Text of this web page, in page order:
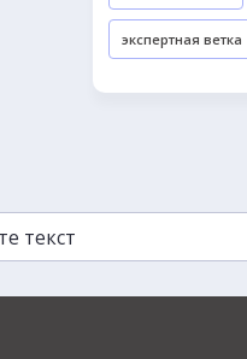
экспертная ветка